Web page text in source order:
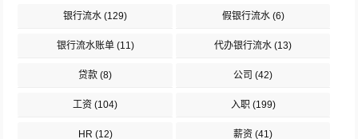
银行流水 (129) 假银行流水(6)
银行流水账单(11) 代办银行流水 (13)
贷款 (8) 公司 (42)
工资 (104) 入职(199)
HR (12) 薪资 (41)